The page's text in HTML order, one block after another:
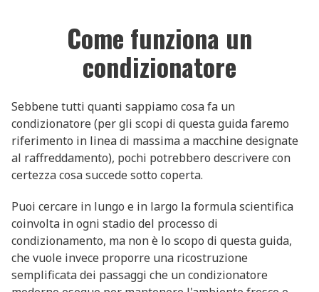
Come funziona un
condizionatore
Sebbene tutti quanti sappiamo cosa fa un
condizionatore (per gli scopi di questa guida faremo
riferimento in linea di massima a macchine designate
al raffreddamento), pochi potrebbero descrivere con
certezza cosa succede sotto coperta.
Puoi cercare in lungo e in largo la formula scientifica
coinvolta in ogni stadio del processo di
condizionamento, ma non è lo scopo di questa guida,
che vuole invece proporre una ricostruzione
semplificata dei passaggi che un condizionatore